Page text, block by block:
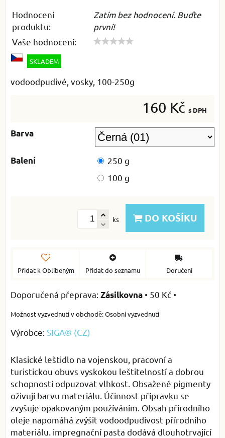
Hodnocení
produktu:
Zatím bez hodnocení. Buďte
první!
Vaše hodnocení:
SKLADEM
vodoodpudivé, vosky, 100-250g
160 Kč s DPH
Barva
Balení
250 g
100 g
ks DO KOŠÍKU
Přidat k Oblíbeným Přidat do seznamu Doručení
Zásilkovna • 50 Kč •
Osobní vyzvednutí
Výrobce: SIGA® (CZ)
Klasické leštidlo na vojenskou, pracovní a
turistickou obuvs vyskokou leštitelností a dobrou
schopností odpuzovat vlhkost. Obsažené pigmenty
oživují barvu materiálu. Účinnost přípravku se
zvyšuje opakovaným používáním. Obsah přírodního
oleje napomáhá zvýšit vodoodpudivost přírodního
materiálu. impregnační pasta dodává dlouhotrvající